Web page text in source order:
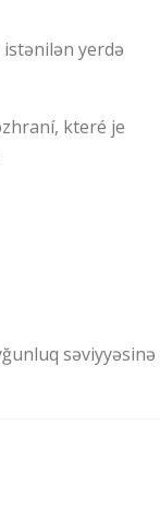
yerdə
které je
səviyyəsinə